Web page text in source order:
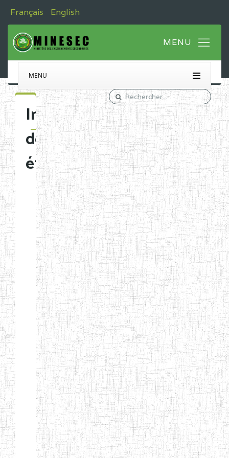
Français English
MENU
Immatriculation
des
établissements
Etablissements
d'enseignement
normal
ENI
Chercher:
Effacer les filtres
Denomination
Type